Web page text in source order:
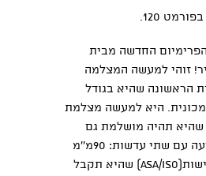
120.
החדשה מבית
זוהי למעשה המצלמה
הראשונה שהיא בגודל
מכונית. היא למעשה מצלמת
שהיא תהיה מושלמת גם
לסטודיו - היא מגיעה עם שתי עדשות: 90מ''מ
ו58מ''מ. טווח הרגישות(ASA/ISO) שהיא תקבל